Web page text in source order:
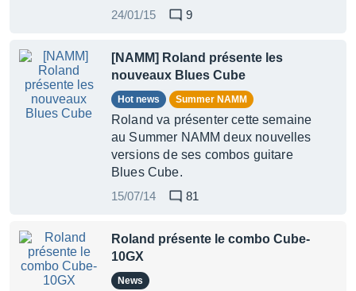
24/01/15
9
[NAMM] Roland présente les
nouveaux Blues Cube
Hot news Summer NAMM
Roland va présenter cette semaine
au Summer NAMM deux nouvelles
versions de ses combos guitare
Blues Cube.
15/07/14
81
Roland présente le combo Cube-
10GX
News